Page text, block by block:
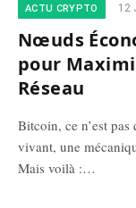
ACTU CRYPTO 12
Nœuds
pour
Réseau
Bitcoin, ce n’est pas
vivant, une
Mais voilà :…